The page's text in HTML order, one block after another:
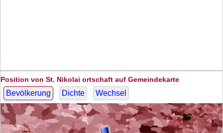
Position von St. Nikolai ortschaft auf Gemeindekarte
Bevölkerung Dichte Wechsel